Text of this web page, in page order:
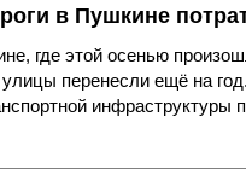
в Пушкине
где этой осенью
перенесли ещё на
инфраструктуры